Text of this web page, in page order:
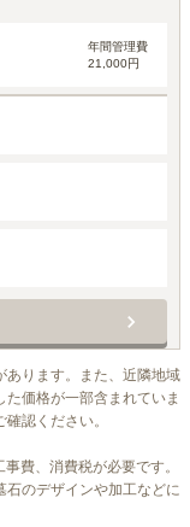
年間管理費
21,000円
ります。また、近隣地域
価格が一部含まれていま
認ください。
費、消費税が必要です。
石のデザインや加工などに